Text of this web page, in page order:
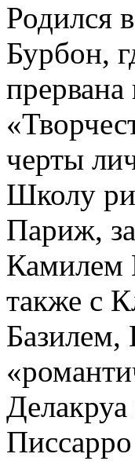
Родился
Бурбон,
черты
Школу
Париж,
Камилем
также с